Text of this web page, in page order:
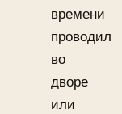
времени
проводил
во
дворе
или